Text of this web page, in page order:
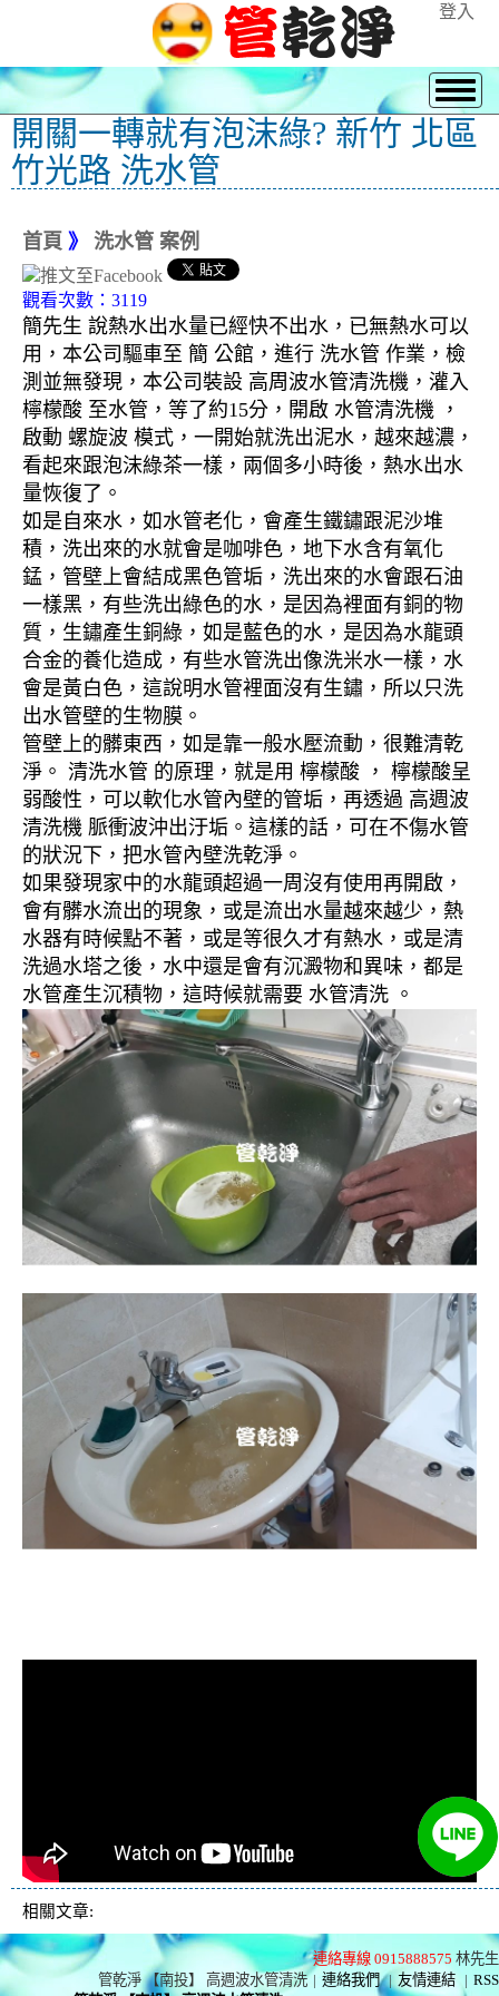
登入
開關一轉就有泡沫綠? 新竹 北區
竹光路 洗水管
首頁 》 洗水管 案例
觀看次數：3119
簡先生 說熱水出水量已經快不出水，已無熱水可以
用，本公司驅車至 簡 公館，進行 洗水管 作業，檢
測並無發現，本公司裝設 高周波水管清洗機，灌入
檸檬酸 至水管，等了約15分，開啟 水管清洗機 ，
啟動 螺旋波 模式，一開始就洗出泥水，越來越濃，
看起來跟泡沫綠茶一樣，兩個多小時後，熱水出水
量恢復了。
如是自來水，如水管老化，會產生鐵鏽跟泥沙堆
積，洗出來的水就會是咖啡色，地下水含有氧化
錳，管壁上會結成黑色管垢，洗出來的水會跟石油
一樣黑，有些洗出綠色的水，是因為裡面有銅的物
質，生鏽產生銅綠，如是藍色的水，是因為水龍頭
合金的養化造成，有些水管洗出像洗米水一樣，水
會是黃白色，這說明水管裡面沒有生鏽，所以只洗
出水管壁的生物膜。
管壁上的髒東西，如是靠一般水壓流動，很難清乾
淨。 清洗水管 的原理，就是用 檸檬酸 ， 檸檬酸呈
弱酸性，可以軟化水管內壁的管垢，再透過 高週波
清洗機 脈衝波沖出汙垢。這樣的話，可在不傷水管
的狀況下，把水管內壁洗乾淨。
如果發現家中的水龍頭超過一周沒有使用再開啟，
會有髒水流出的現象，或是流出水量越來越少，熱
水器有時候點不著，或是等很久才有熱水，或是清
洗過水塔之後，水中還是會有沉澱物和異味，都是
水管產生沉積物，這時候就需要 水管清洗 。
相關文章:
連絡專線 0915888575 林先生
管乾淨 【南投】 高週波水管清洗 | 連絡我們 | 友情連結 | RSS